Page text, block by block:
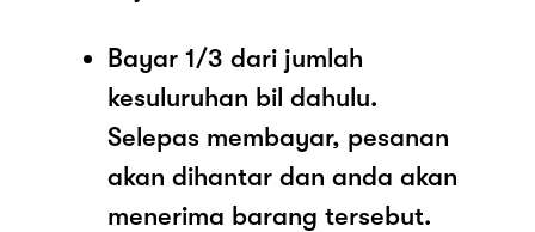
Bayar 1/3 dari jumlah
kesuluruhan bil dahulu.
Selepas membayar, pesanan
akan dihantar dan anda akan
menerima barang tersebut.